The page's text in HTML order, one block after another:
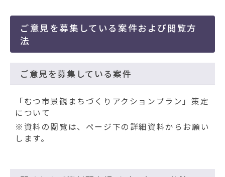
ご意見を募集している案件および閲覧方
法
ご意見を募集している案件
「むつ市景観まちづくりアクションプラン」策定
について
※資料の閲覧は、ページ下の詳細資料からお願い
します。